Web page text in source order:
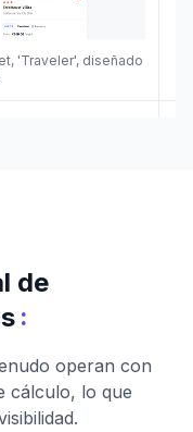
'Traveler', diseñado
de
:
operan con
cálculo, lo que